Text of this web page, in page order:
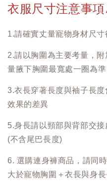
衣服尺寸注意事項
1.請確實丈量寵物身材尺
2.請以胸圍為主要考量，
量腋下胸圍最寬處一圈為準
3.衣長穿著長度與袖子長
效果的差異
5.身長請以頸部與背部交
(不含尾巴長度)
6. 選購連身褲商品，請同
大於寵物胸圍＋衣長與身